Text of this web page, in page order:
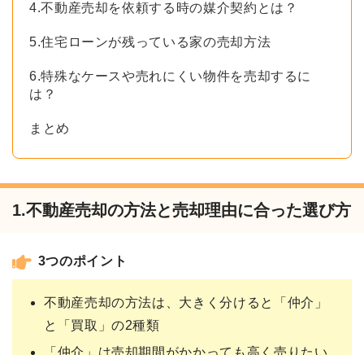
4.不動産売却を依頼する時の媒介契約とは？
5.住宅ローンが残っている家の売却方法
6.特殊なケースや売れにくい物件を売却するに
は？
まとめ
1.不動産売却の方法と売却理由に合った選び方
3つのポイント
不動産売却の方法は、大きく分けると「仲介」
と「買取」の2種類